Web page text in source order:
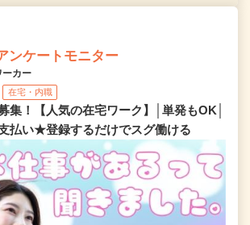
ンケートモニター
ーカー
在宅・内職
集！【人気の在宅ワーク】│単発もOK│
払い★登録するだけでスグ働ける